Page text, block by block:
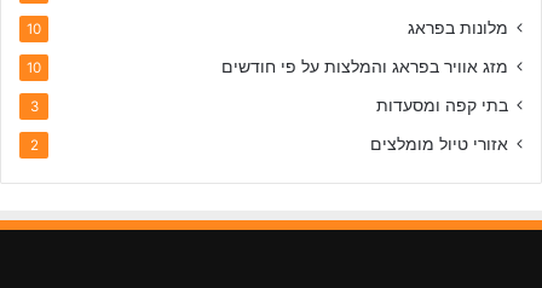
מלונות בפראג 10
מזג אוויר בפראג והמלצות על פי חודשים 10
בתי קפה ומסעדות 3
אזורי טיול מומלצים 2